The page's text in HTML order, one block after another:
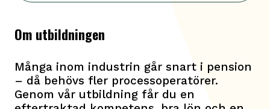
Om utbildningen
Många inom industrin går snart i pension
– då behövs fler processoperatörer.
Genom vår utbildning får du en